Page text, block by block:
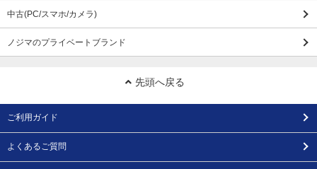
中古(PC/スマホ/カメラ)
ノジマのプライベートブランド
先頭へ戻る
ご利用ガイド
よくあるご質問